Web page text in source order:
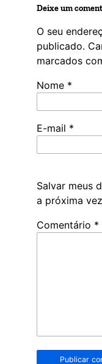
Deixe um
O seu
publicado.
marcados
Nome *
E-mail *
Salvar meus
a próxima
Robôs
devem
Comentário *